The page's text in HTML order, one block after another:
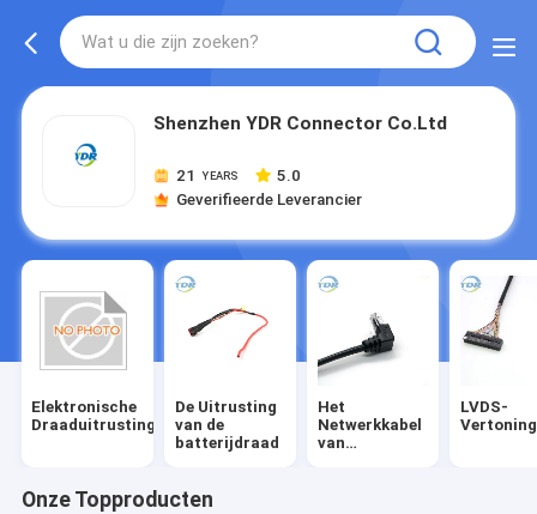
Shenzhen YDR Connector Co.Ltd
21 YEARS
5.0
Geverifieerde Leverancier
Elektronische
Draaduitrusting
De Uitrusting
van de
batterijdraad
Het
Netwerkkabel
van
LVDS-
Onze Topproducten